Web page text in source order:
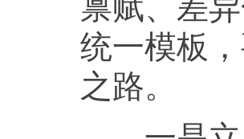
统一模板
之路。